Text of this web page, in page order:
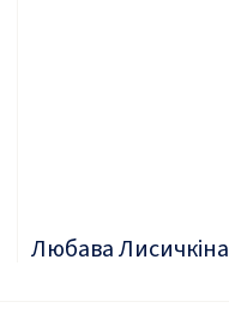
Любава Лисичкіна